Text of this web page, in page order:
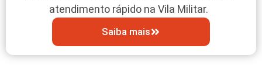
atendimento rápido na Vila Militar.
Saiba mais